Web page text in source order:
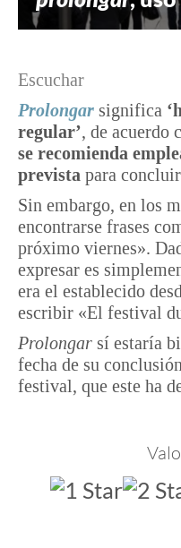
Escuchar
Prolongar significa
regular’, de acuerdo
se recomienda
prevista para
Sin embargo, en los
encontrarse frases
próximo viernes».
expresar es
era el establecido
escribir «El festival
Prolongar sí estaría
fecha de su
festival, que este ha